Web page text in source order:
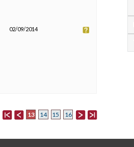
02/09/2014
13 14 15 16